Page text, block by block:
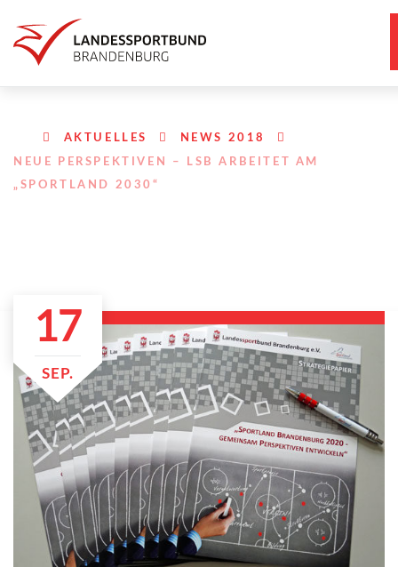
AKTUELLES NEWS 2018
NEUE PERSPEKTIVEN – LSB ARBEITET AM
„SPORTLAND 2030“
17
SEP.